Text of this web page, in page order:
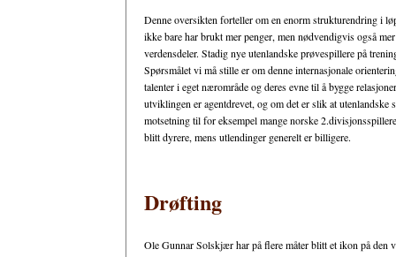
Denne oversikten forteller om en enorm strukturendring i
ikke bare har brukt mer penger, men nødvendigvis også
verdensdeler. Stadig nye utenlandske prøvespillere på
Spørsmålet vi må stille er om denne internasjonale
talenter i eget nærområde og deres evne til å bygge
utviklingen er agentdrevet, og om det er slik at utenlandske
motsetning til for eksempel mange norske
blitt dyrere, mens utlendinger generelt er billigere.
Drøfting
Ole Gunnar Solskjær har på flere måter blitt et ikon på